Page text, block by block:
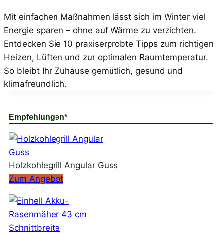
Mit einfachen Maßnahmen lässt sich im Winter viel
Energie sparen – ohne auf Wärme zu verzichten.
Entdecken Sie 10 praxiserprobte Tipps zum richtigen
Heizen, Lüften und zur optimalen Raumtemperatur.
So bleibt Ihr Zuhause gemütlich, gesund und
klimafreundlich.
Empfehlungen*
Holzkohlegrill Angular Guss
Zum Angebot